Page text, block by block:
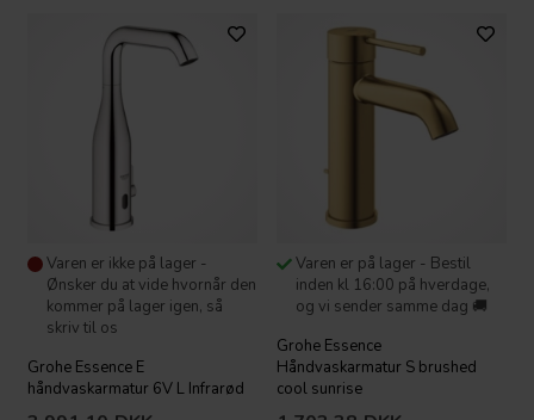
Varen er ikke på lager -
Ønsker du at vide hvornår den
kommer på lager igen, så
skriv til os
Grohe Essence E
håndvaskarmatur 6V L Infrarød
Varen er på lager - Bestil
inden kl 16:00 på hverdage,
og vi sender samme dag 🚚
Grohe Essence
Håndvaskarmatur S brushed
cool sunrise